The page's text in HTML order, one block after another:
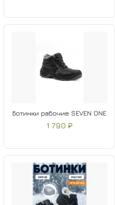
Ботинки рабочие SEVEN ONE
1 790 ₽